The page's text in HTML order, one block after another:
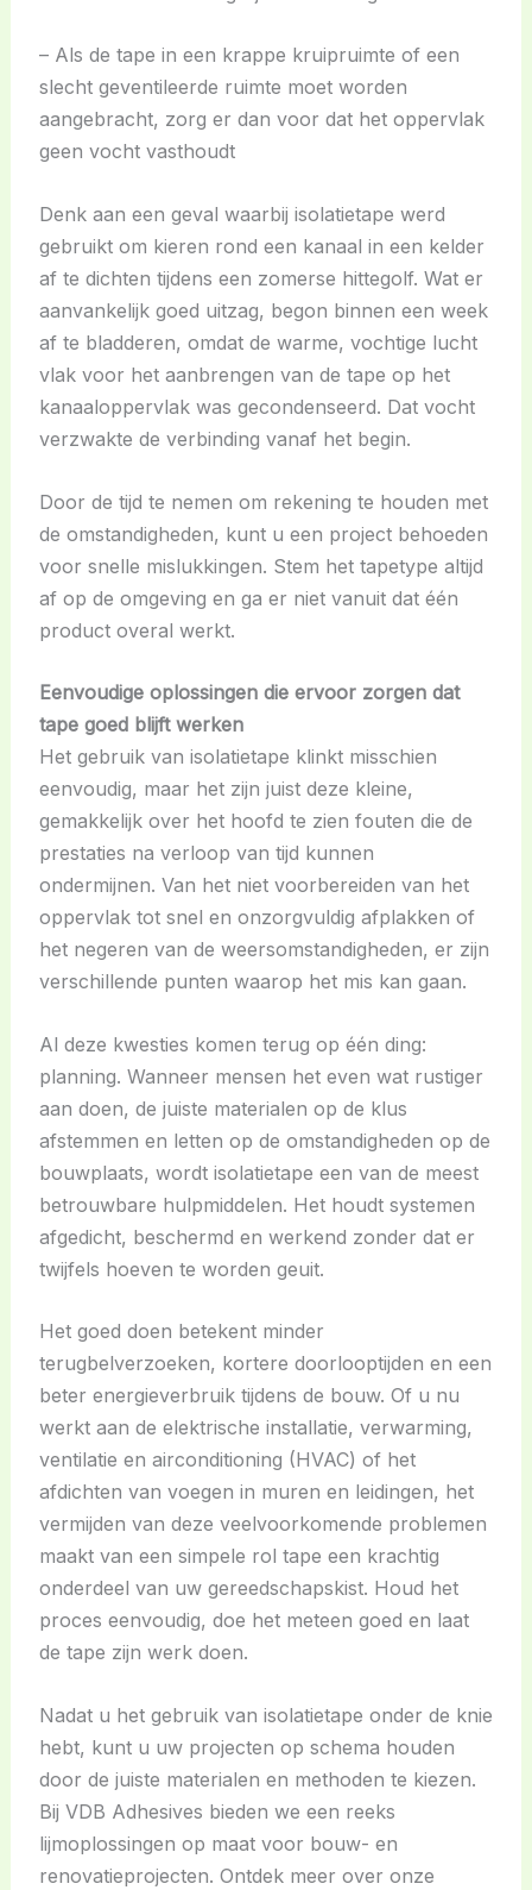
– Als de tape in een krappe kruipruimte of een
slecht geventileerde ruimte moet worden
aangebracht, zorg er dan voor dat het oppervlak
geen vocht vasthoudt
Denk aan een geval waarbij isolatietape werd
gebruikt om kieren rond een kanaal in een kelder
af te dichten tijdens een zomerse hittegolf. Wat er
aanvankelijk goed uitzag, begon binnen een week
af te bladderen, omdat de warme, vochtige lucht
vlak voor het aanbrengen van de tape op het
kanaaloppervlak was gecondenseerd. Dat vocht
verzwakte de verbinding vanaf het begin.
Door de tijd te nemen om rekening te houden met
de omstandigheden, kunt u een project behoeden
voor snelle mislukkingen. Stem het tapetype altijd
af op de omgeving en ga er niet vanuit dat één
product overal werkt.
Eenvoudige oplossingen die ervoor zorgen dat
tape goed blijft werken
Het gebruik van isolatietape klinkt misschien
eenvoudig, maar het zijn juist deze kleine,
gemakkelijk over het hoofd te zien fouten die de
prestaties na verloop van tijd kunnen
ondermijnen. Van het niet voorbereiden van het
oppervlak tot snel en onzorgvuldig afplakken of
het negeren van de weersomstandigheden, er zijn
verschillende punten waarop het mis kan gaan.
Al deze kwesties komen terug op één ding:
planning. Wanneer mensen het even wat rustiger
aan doen, de juiste materialen op de klus
afstemmen en letten op de omstandigheden op de
bouwplaats, wordt isolatietape een van de meest
betrouwbare hulpmiddelen. Het houdt systemen
afgedicht, beschermd en werkend zonder dat er
twijfels hoeven te worden geuit.
Het goed doen betekent minder
terugbelverzoeken, kortere doorlooptijden en een
beter energieverbruik tijdens de bouw. Of u nu
werkt aan de elektrische installatie, verwarming,
ventilatie en airconditioning (HVAC) of het
afdichten van voegen in muren en leidingen, het
vermijden van deze veelvoorkomende problemen
maakt van een simpele rol tape een krachtig
onderdeel van uw gereedschapskist. Houd het
proces eenvoudig, doe het meteen goed en laat
de tape zijn werk doen.
Nadat u het gebruik van isolatietape onder de knie
hebt, kunt u uw projecten op schema houden
door de juiste materialen en methoden te kiezen.
Bij VDB Adhesives bieden we een reeks
lijmoplossingen op maat voor bouw- en
renovatieprojecten. Ontdek meer over onze